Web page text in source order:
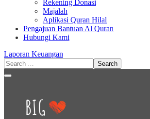
Rekening Donasi
Majalah
Aplikasi Quran Hilal
Pengajuan Bantuan Al Quran
Hubungi Kami
Laporan Keuangan